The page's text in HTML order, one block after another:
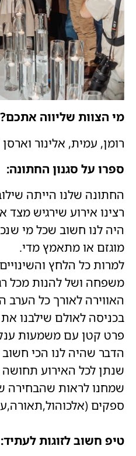
מי הצוות שליווה אתכם?
רומן, עמית, אלינור
ספרו על סגנון החתונה:
החתונה שלנו הייתה
רצינו אירוע שירגיש
היה לנו חשוב שכל מי
מוגזם או מתאמץ מדי.
למרות כל הלחץ
משפחה ושל להנות מכל
האווירה לאורך כל הערב
פרט קטן עם משמעות
הדבר שהיה לנו הכי
שנתן לכל האירוע
שמחנו לראות שהבחירה
ספקים
טיפ חשוב לזוגות לעתיד: